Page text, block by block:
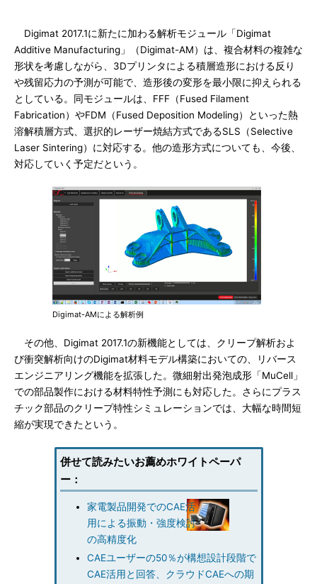
Digimat 2017.1に新たに加わる解析モジュール「Digimat
Additive Manufacturing」（Digimat-AM）は、複合材料の複雑な
形状を考慮しながら、3Dプリンタによる積層造形における反り
や残留応力の予測が可能で、造形後の変形を最小限に抑えられる
としている。同モジュールは、FFF（Fused Filament
Fabrication）やFDM（Fused Deposition Modeling）といった熱
溶解積層方式、選択的レーザー焼結方式であるSLS（Selective
Laser Sintering）に対応する。他の造形方式についても、今後、
対応していく予定だという。
Digimat-AMによる解析例
その他、Digimat 2017.1の新機能としては、クリープ解析およ
び衝突解析向けのDigimat材料モデル構築においての、リバース
エンジニアリング機能を拡張した。微細射出発泡成形「MuCell」
での部品製作における材料特性予測にも対応した。さらにプラス
チック部品のクリープ特性シミュレーションでは、大幅な時間短
縮が実現できたという。
併せて読みたいお薦めホワイトペーパ
ー：
家電製品開発でのCAE活
用による振動・強度検討
の高精度化
CAEユーザーの50％が構想設計段階で
CAE活用と回答、クラウドCAEへの期